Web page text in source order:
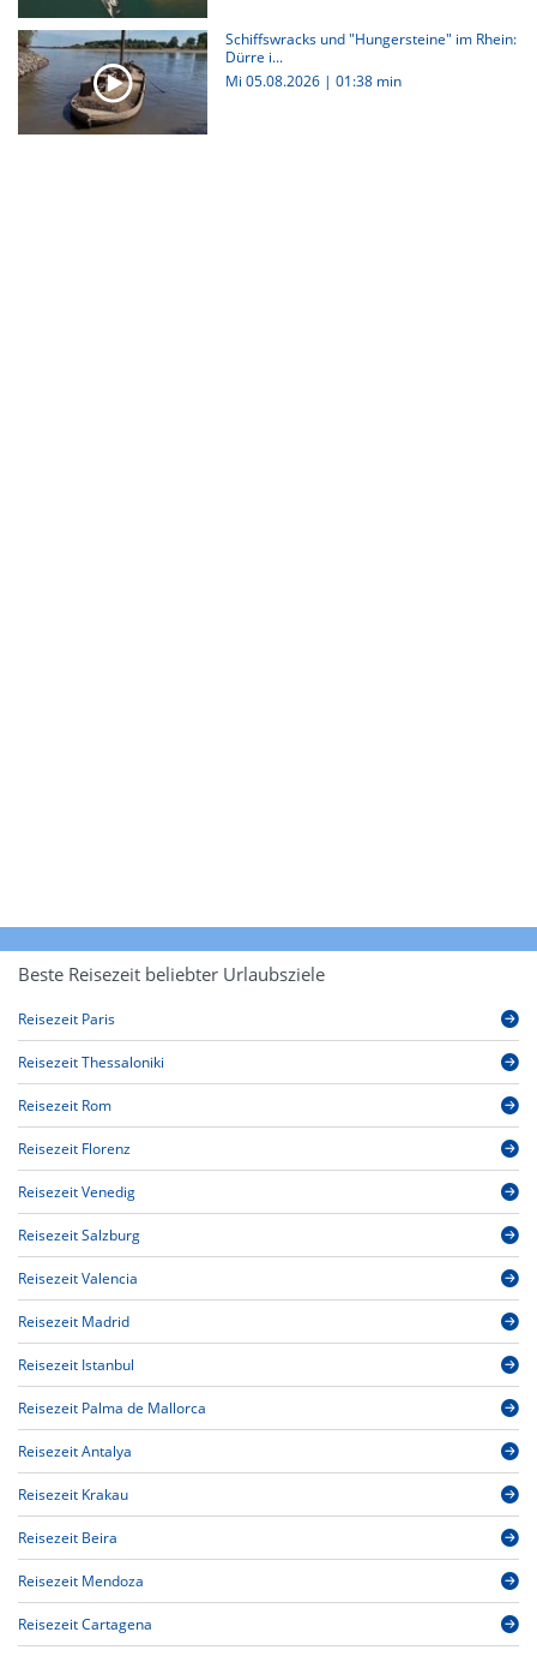
Schiffswracks und "Hungersteine" im Rhein:
Dürre i...
Mi 05.08.2026 | 01:38 min
Beste Reisezeit beliebter Urlaubsziele
Reisezeit Paris
Reisezeit Thessaloniki
Reisezeit Rom
Reisezeit Florenz
Reisezeit Venedig
Reisezeit Salzburg
Reisezeit Valencia
Reisezeit Madrid
Reisezeit Istanbul
Reisezeit Palma de Mallorca
Reisezeit Antalya
Reisezeit Krakau
Reisezeit Beira
Reisezeit Mendoza
Reisezeit Cartagena